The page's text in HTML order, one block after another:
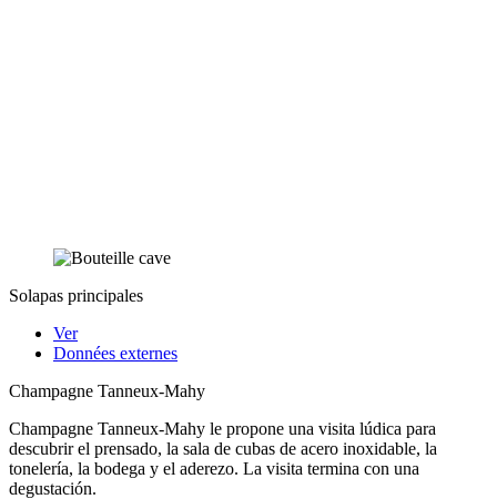
Solapas principales
Ver
Données externes
Champagne Tanneux-Mahy
Champagne Tanneux-Mahy le propone una visita lúdica para
descubrir el prensado, la sala de cubas de acero inoxidable, la
tonelería, la bodega y el aderezo. La visita termina con una
degustación.